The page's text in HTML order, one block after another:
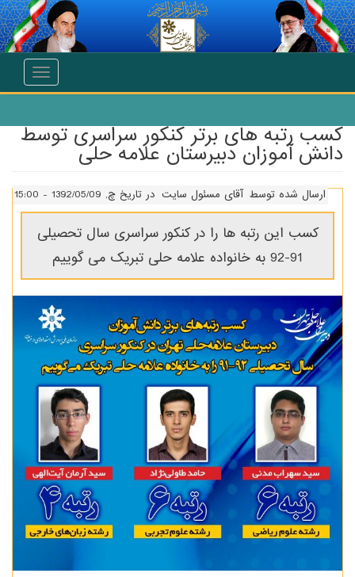
انتقال به محتوای اصلی
Toggle
کسب رتبه های برتر کنکور سراسری توسط
دانش آموزان دبیرستان علامه حلی
ارسال شده توسط آقای مسئول سایت در تاریخ چ, 1392/05/09 - 15:00
کسب این رتبه ها را در کنکور سراسری سال تحصیلی
91-92 به خانواده علامه حلی تبریک می گوییم